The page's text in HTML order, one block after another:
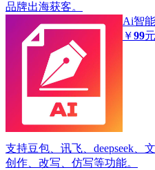
品牌出海获客。
Ai智
￥99元
支持豆包、讯飞、deepseek、
创作、改写、仿写等功能。